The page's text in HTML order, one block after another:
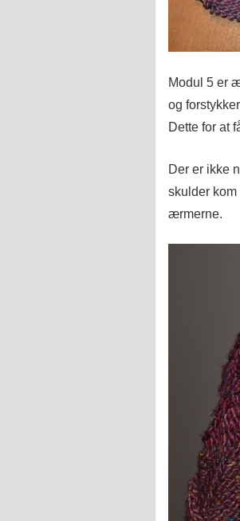
Modul 5 er
og
Dette for at
Der er ikke
skulder
ærmerne.